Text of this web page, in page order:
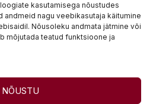
kasutamisega nõustudes
nagu veebikasutaja käitumine
Nõusoleku andmata jätmine või
mõjutada teatud funktsioone ja
NÕUSTU